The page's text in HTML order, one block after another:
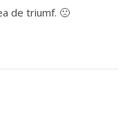
de triumf. 🙁